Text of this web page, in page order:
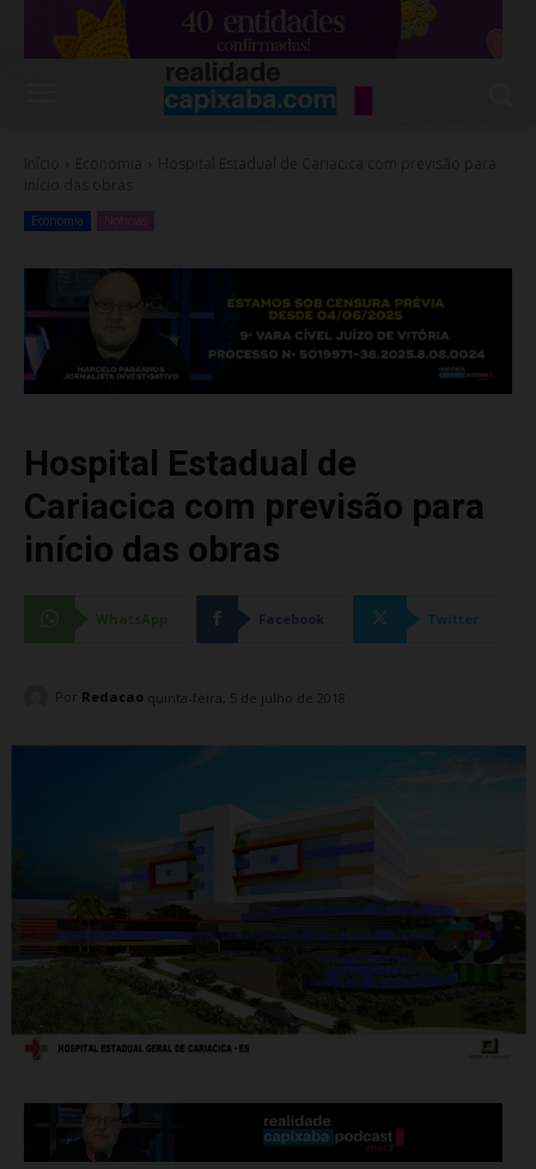
Economia
Hospital Estadual de
Cariacica com previsão para
início das obras
Facebook Twitter
Por Redacao quinta-feira, 5 de julho de 2018